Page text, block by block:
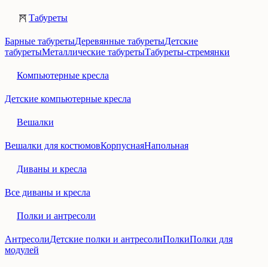
Табуреты
Барные табуретыДеревянные табуретыДетские
табуретыМеталлические табуретыТабуреты-стремянки
Компьютерные кресла
Детские компьютерные кресла
Вешалки
Вешалки для костюмовКорпуснаяНапольная
Диваны и кресла
Все диваны и кресла
Полки и антресоли
АнтресолиДетские полки и антресолиПолкиПолки для
модулей